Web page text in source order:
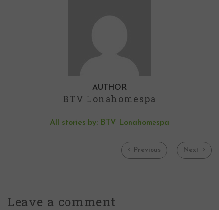
AUTHOR
BTV Lonahomespa
All stories by: BTV Lonahomespa
Previous Next
Leave a comment